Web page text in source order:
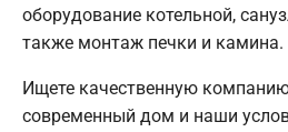
оборудование котельной,
также монтаж печки и камина.
Ищете качественную
современный дом и наши